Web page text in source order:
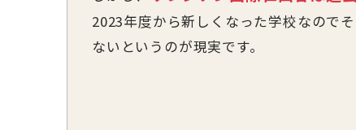
2023年度から新しくなった学校なので
ないというのが現実です。